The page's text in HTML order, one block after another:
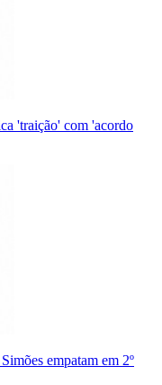
'traição' com 'acordo
empatam em 2º